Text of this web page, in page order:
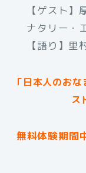
【ゲスト
ナタリー・
【語り】里
「日本人のお
ス
無料体験期間